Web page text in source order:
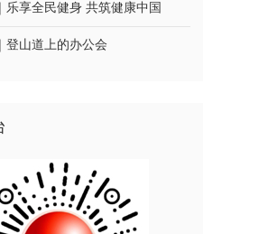
乐享全民健身 共筑健康中国
登山道上的办公会